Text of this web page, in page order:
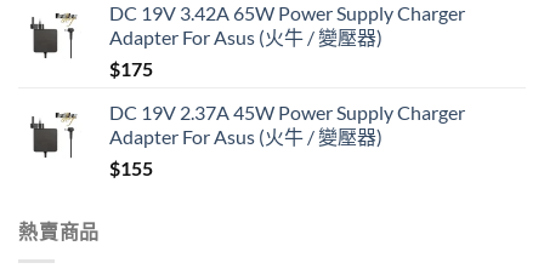
DC 19V 3.42A 65W Power Supply Charger
Adapter For Asus (火牛 / 變壓器)
$175
DC 19V 2.37A 45W Power Supply Charger
Adapter For Asus (火牛 / 變壓器)
$155
熱賣商品